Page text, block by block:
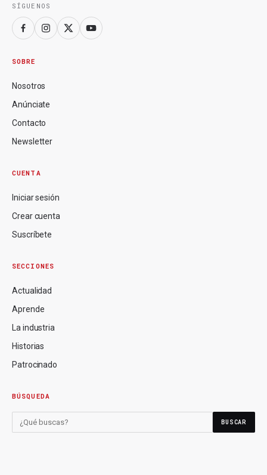
SÍGUENOS
SOBRE
Nosotros
Anúnciate
Contacto
Newsletter
CUENTA
Iniciar sesión
Crear cuenta
Suscríbete
SECCIONES
Actualidad
Aprende
La industria
Historias
Patrocinado
BÚSQUEDA
BUSCAR